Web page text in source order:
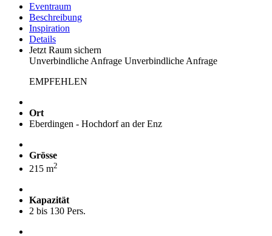
Eventraum
Beschreibung
Inspiration
Details
Jetzt Raum sichern
Unverbindliche Anfrage Unverbindliche Anfrage
EMPFEHLEN
Ort
Eberdingen - Hochdorf an der Enz
Grösse
215 m2
Kapazität
2 bis 130 Pers.